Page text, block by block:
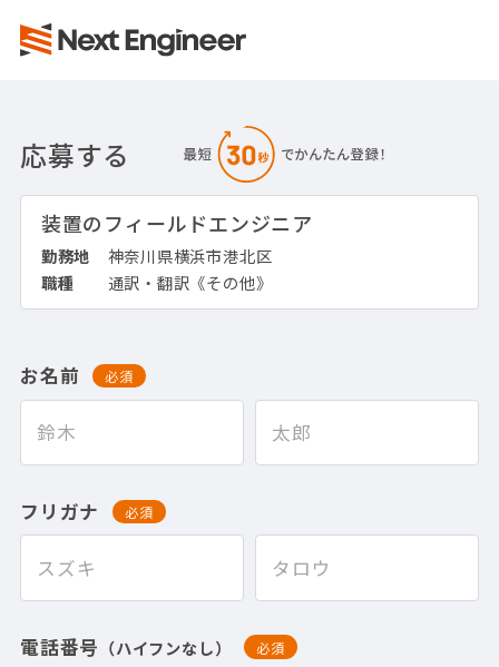
応募する
装置のフィールドエンジニア
勤務地
神奈川県横浜市港北区
職種
通訳・翻訳《その他》
お名前 必須
フリガナ 必須
電話番号 （ハイフンなし） 必須